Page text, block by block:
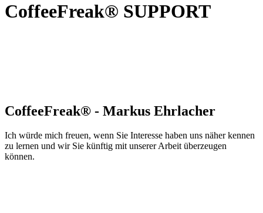
CoffeeFreak® SUPPORT
CoffeeFreak® - Markus Ehrlacher
Ich würde mich freuen, wenn Sie Interesse haben uns näher kennen
zu lernen und wir Sie künftig mit unserer Arbeit überzeugen
können.